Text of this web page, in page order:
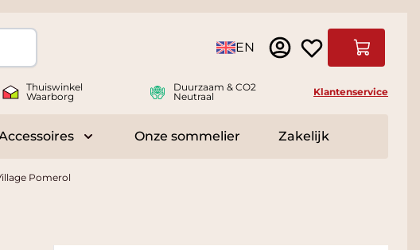
Taal EN
Thuiswinkel
Waarborg
Duurzaam & CO2
Neutraal
Klantenservice
for Delicatessen
Toggle submenu for Accessoires
Onze sommelier Zakelijk
Pomerol